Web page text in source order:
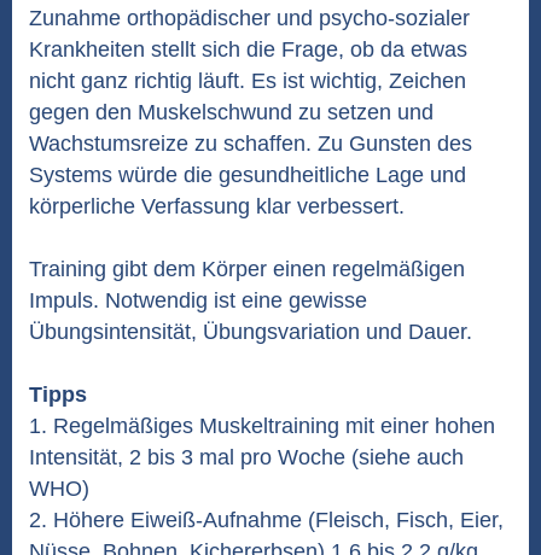
Zunahme orthopädischer und psycho-sozialer
Krankheiten stellt sich die Frage, ob da etwas
nicht ganz richtig läuft. Es ist wichtig, Zeichen
gegen den Muskelschwund zu setzen und
Wachstumsreize zu schaffen. Zu Gunsten des
Systems würde die gesundheitliche Lage und
körperliche Verfassung klar verbessert.
Training gibt dem Körper einen regelmäßigen
Impuls. Notwendig ist eine gewisse
Übungsintensität, Übungsvariation und Dauer.
Tipps
1. Regelmäßiges Muskeltraining mit einer hohen
Intensität, 2 bis 3 mal pro Woche (siehe auch
WHO)
2. Höhere Eiweiß-Aufnahme (Fleisch, Fisch, Eier,